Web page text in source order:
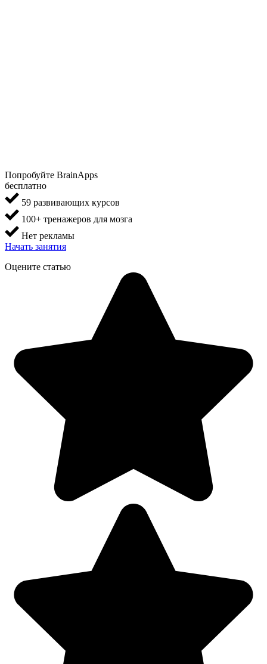
Попробуйте BrainApps
бесплатно
59 развивающих курсов
100+ тренажеров для мозга
Нет рекламы
Начать занятия
Оцените статью